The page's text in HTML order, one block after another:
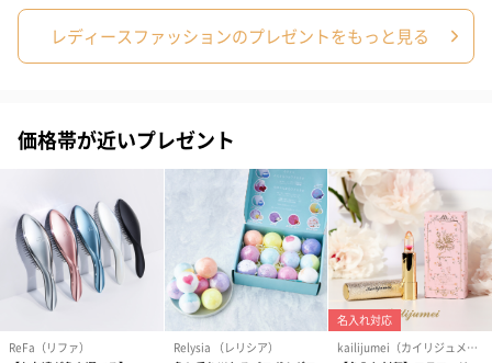
レディースファッションのプレゼントをもっと見る
価格帯が近いプレゼント